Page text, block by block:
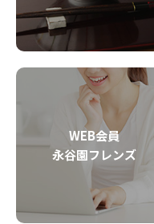
WEB会員
永谷園フレンズ